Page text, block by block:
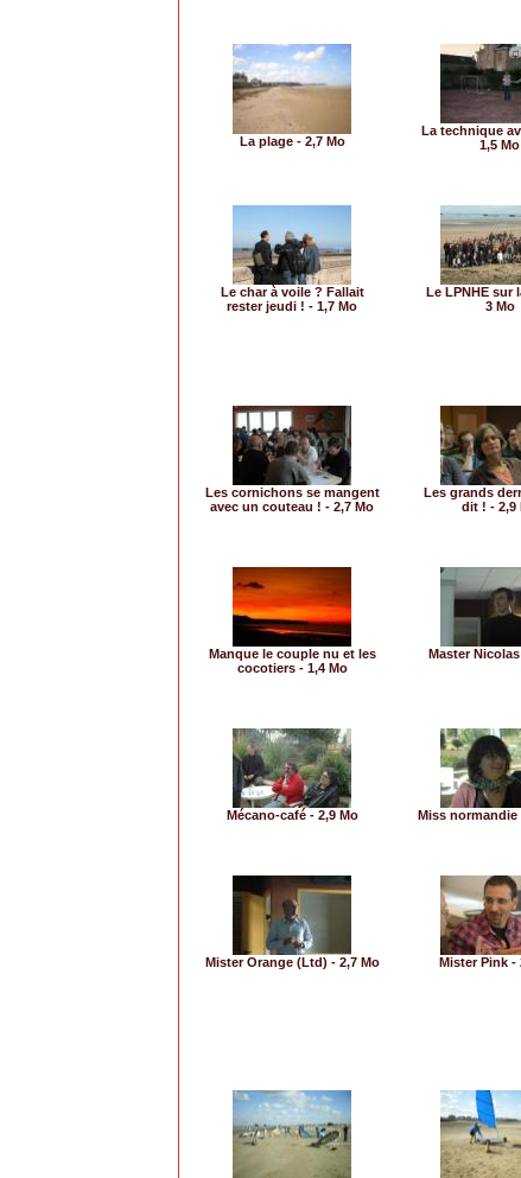
La plage - 2,7 Mo
La technique
1,5 Mo
Le char à voile ? Fallait
rester jeudi ! - 1,7 Mo
Le LPNHE sur
3 Mo
Les cornichons se mangent
avec un couteau ! - 2,7 Mo
Les grands
dit ! - 2,9
Manque le couple nu et les
cocotiers - 1,4 Mo
Master Nicolas
Mécano-café - 2,9 Mo Miss normandie
Mister Orange (Ltd) - 2,7 Mo Mister Pink -